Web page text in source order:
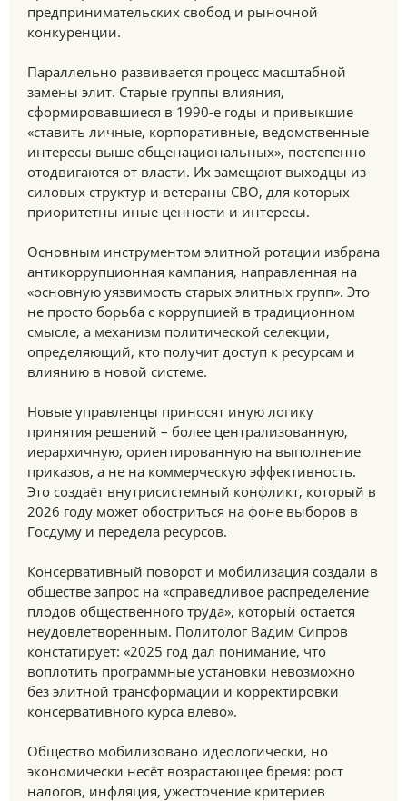
предпринимательских свобод и рыночной
конкуренции.
Параллельно развивается процесс масштабной
замены элит. Старые группы влияния,
сформировавшиеся в 1990-е годы и привыкшие
«ставить личные, корпоративные, ведомственные
интересы выше общенациональных», постепенно
отодвигаются от власти. Их замещают выходцы из
силовых структур и ветераны СВО, для которых
приоритетны иные ценности и интересы.
Основным инструментом элитной ротации избрана
антикоррупционная кампания, направленная на
«основную уязвимость старых элитных групп». Это
не просто борьба с коррупцией в традиционном
смысле, а механизм политической селекции,
определяющий, кто получит доступ к ресурсам и
влиянию в новой системе.
Новые управленцы приносят иную логику
принятия решений – более централизованную,
иерархичную, ориентированную на выполнение
приказов, а не на коммерческую эффективность.
Это создаёт внутрисистемный конфликт, который в
2026 году может обостриться на фоне выборов в
Госдуму и передела ресурсов.
Консервативный поворот и мобилизация создали в
обществе запрос на «справедливое распределение
плодов общественного труда», который остаётся
неудовлетворённым. Политолог Вадим Сипров
констатирует: «2025 год дал понимание, что
воплотить программные установки невозможно
без элитной трансформации и корректировки
консервативного курса влево».
Общество мобилизовано идеологически, но
экономически несёт возрастающее бремя: рост
налогов, инфляция, ужесточение критериев